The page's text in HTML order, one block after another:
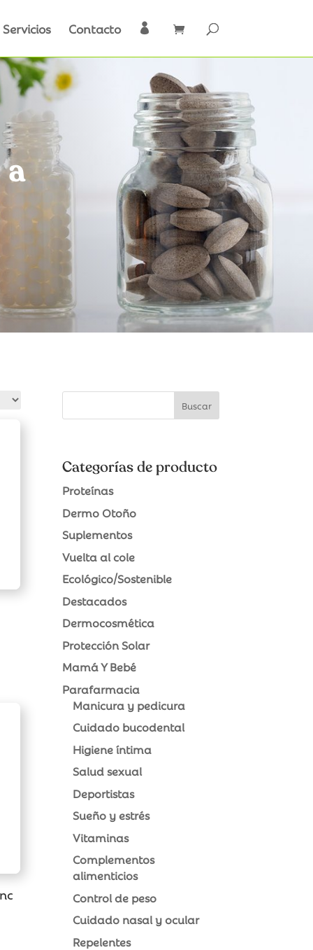
Servicios Contacto 
Categorías de producto
Proteínas
Dermo Otoño
Suplementos
Vuelta al cole
Ecológico/Sostenible
Destacados
Dermocosmética
Protección Solar
Mamá Y Bebé
Parafarmacia
Manicura y pedicura
Cuidado bucodental
Higiene íntima
Salud sexual
Deportistas
Sueño y estrés
Vitaminas
Complementos
alimenticios
Control de peso
Cuidado nasal y ocular
Repelentes